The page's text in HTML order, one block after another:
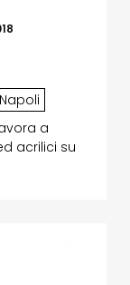
Napoli
a
acrilici su